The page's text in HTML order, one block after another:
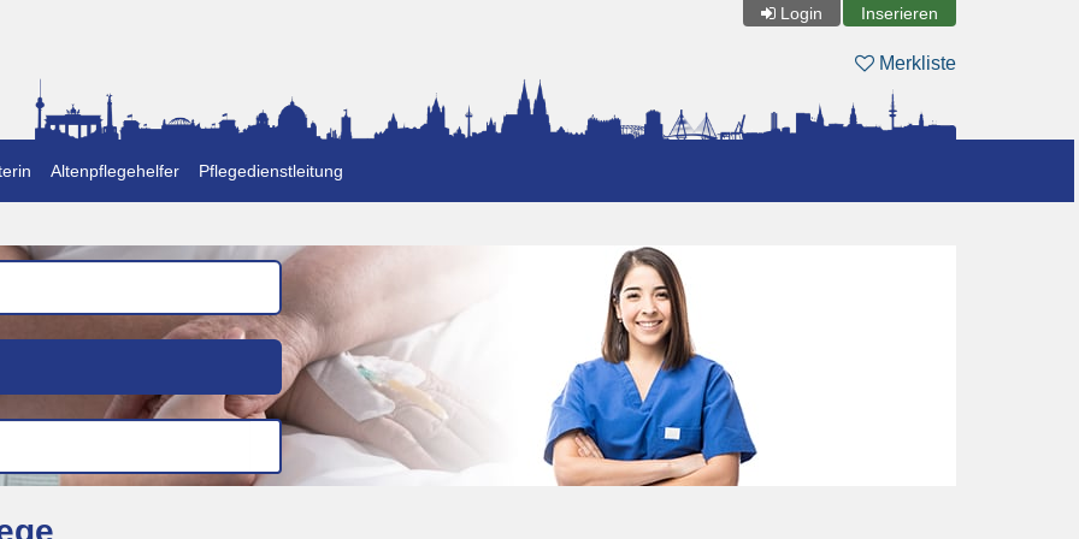
Login Inserieren
Merkliste
Altenpflegehelfer Pflegedienstleitung